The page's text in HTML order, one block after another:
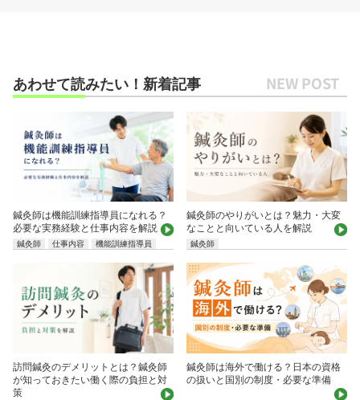
あわせて読みたい！新着記事
鍼灸師は機能訓練指導員になれる？
必要な実務経験と仕事内容を解説
鍼灸師 仕事内容 機能訓練指導員
鍼灸師のやりがいとは？魅力・大変
なことと向いている人を解説
鍼灸師
訪問鍼灸のデメリットとは？鍼灸師
が知っておきたい働く際の負担と対
策
鍼灸師は海外で働ける？日本の資格
の扱いと国別の制度・必要な準備